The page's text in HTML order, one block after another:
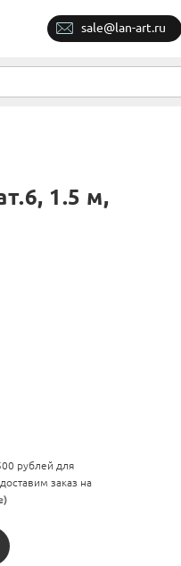
sale@lan-art.ru
1.5 м,
рублей для
заказ на